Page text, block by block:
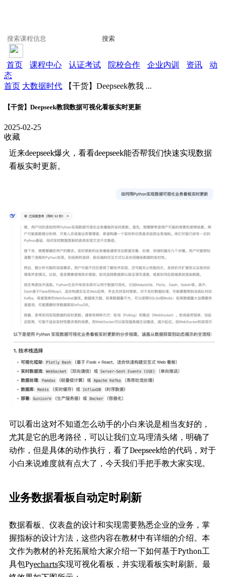
搜索
首页 课程中心 认证考试 院校合作 企业内训 资讯
动
态
首页 大数据时代 【干货】Deepseek教我 ...
【干货】Deepseek教我数据可视化看板实时更新
2025-02-25
收藏
近来deepseek爆火，看看deepseek能否帮我们快速实现数据
看板实时更新。
可以看出这对不知道怎么动手的小白来说是相当友好的，
尤其是它的思考路径，可以让我们立马理清头绪，明确了
动作，但是具体的动作执行，看了Deepseek给的代码，对于
小白来说难度就有点大了，今天我们手把手教大家实现。
业务数据看板自动定时刷新
数据看板、仪表盘的设计和实现需要熟悉企业的业务，掌
握指标的设计方法，这些内容在教材中有详细的介绍。本
文作为教材的补充拓展给大家介绍一下如何基于Python工
具包Pyecharts实现可视化看板，并实现看板实时刷新。最